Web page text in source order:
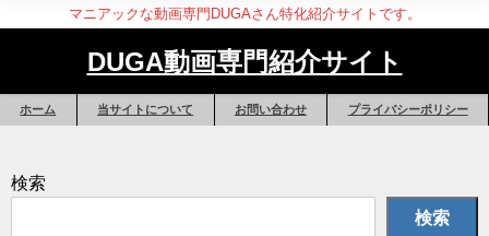
マニアックな動画専門DUGAさん特化紹介サイトです。
DUGA動画専門紹介サイト
ホーム 当サイトについて お問い合わせ プライバシーポリシー
検索
検索